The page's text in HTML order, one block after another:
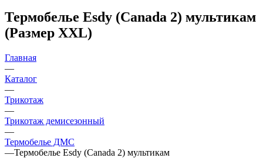
Термобелье Esdy (Canada 2) мультикам
(Размер XXL)
Главная
—
Каталог
—
Трикотаж
—
Трикотаж демисезонный
—
Термобелье ДМС
—Термобелье Esdy (Canada 2) мультикам